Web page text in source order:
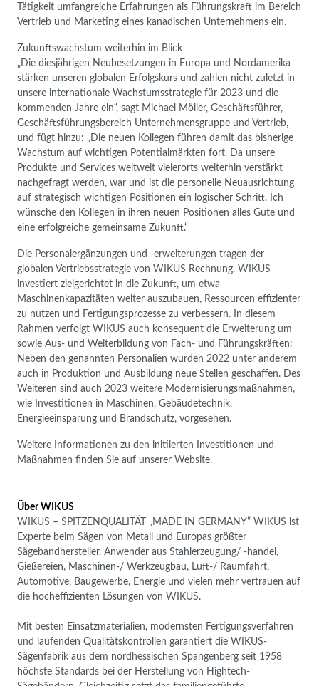
Tätigkeit umfangreiche Erfahrungen als Führungskraft im Bereich
Vertrieb und Marketing eines kanadischen Unternehmens ein.
Zukunftswachstum weiterhin im Blick
„Die diesjährigen Neubesetzungen in Europa und Nordamerika
stärken unseren globalen Erfolgskurs und zahlen nicht zuletzt in
unsere internationale Wachstumsstrategie für 2023 und die
kommenden Jahre ein“, sagt Michael Möller, Geschäftsführer,
Geschäftsführungsbereich Unternehmensgruppe und Vertrieb,
und fügt hinzu: „Die neuen Kollegen führen damit das bisherige
Wachstum auf wichtigen Potentialmärkten fort. Da unsere
Produkte und Services weltweit vielerorts weiterhin verstärkt
nachgefragt werden, war und ist die personelle Neuausrichtung
auf strategisch wichtigen Positionen ein logischer Schritt. Ich
wünsche den Kollegen in ihren neuen Positionen alles Gute und
eine erfolgreiche gemeinsame Zukunft.“
Die Personalergänzungen und -erweiterungen tragen der
globalen Vertriebsstrategie von WIKUS Rechnung. WIKUS
investiert zielgerichtet in die Zukunft, um etwa
Maschinenkapazitäten weiter auszubauen, Ressourcen effizienter
zu nutzen und Fertigungsprozesse zu verbessern. In diesem
Rahmen verfolgt WIKUS auch konsequent die Erweiterung um
sowie Aus- und Weiterbildung von Fach- und Führungskräften:
Neben den genannten Personalien wurden 2022 unter anderem
auch in Produktion und Ausbildung neue Stellen geschaffen. Des
Weiteren sind auch 2023 weitere Modernisierungsmaßnahmen,
wie Investitionen in Maschinen, Gebäudetechnik,
Energieeinsparung und Brandschutz, vorgesehen.
Weitere Informationen zu den initiierten Investitionen und
Maßnahmen finden Sie auf unserer Website.
Über WIKUS
WIKUS – SPITZENQUALITÄT „MADE IN GERMANY“ WIKUS ist
Experte beim Sägen von Metall und Europas größter
Sägebandhersteller. Anwender aus Stahlerzeugung/ -handel,
Gießereien, Maschinen-/ Werkzeugbau, Luft-/ Raumfahrt,
Automotive, Baugewerbe, Energie und vielen mehr vertrauen auf
die hocheffizienten Lösungen von WIKUS.
Mit besten Einsatzmaterialien, modernsten Fertigungsverfahren
und laufenden Qualitätskontrollen garantiert die WIKUS-
Sägenfabrik aus dem nordhessischen Spangenberg seit 1958
höchste Standards bei der Herstellung von Hightech-